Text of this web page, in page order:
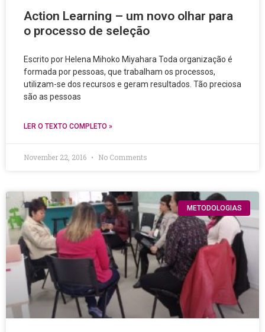
Action Learning – um novo olhar para
o processo de seleção
Escrito por Helena Mihoko Miyahara Toda organização é
formada por pessoas, que trabalham os processos,
utilizam-se dos recursos e geram resultados. Tão preciosa
são as pessoas
LER O TEXTO COMPLETO »
November 22, 2016 No Comments
METODOLOGIAS